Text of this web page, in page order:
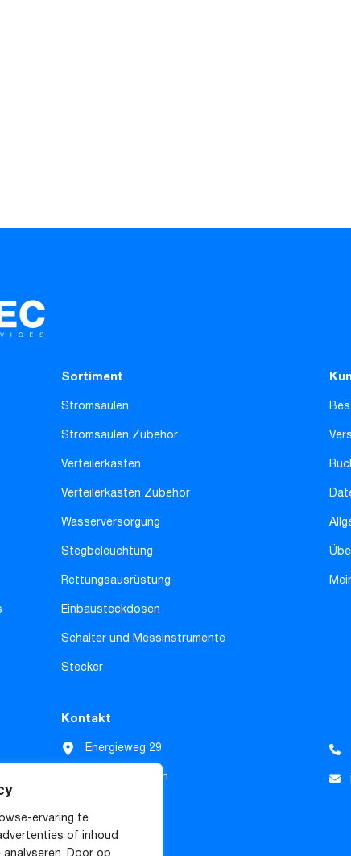
ervaring te
of inhoud
Sortiment
Stromsäulen
Stromsäulen Zubehör
Verteilerkasten
Verteilerkasten Zubehör
Wasserversorgung
Stegbeleuchtung
Rettungsausrüstung
Einbausteckdosen
Schalter und Messinstrumente
Stecker
Kontakt
Energieweg 29
4619 SE Tholen